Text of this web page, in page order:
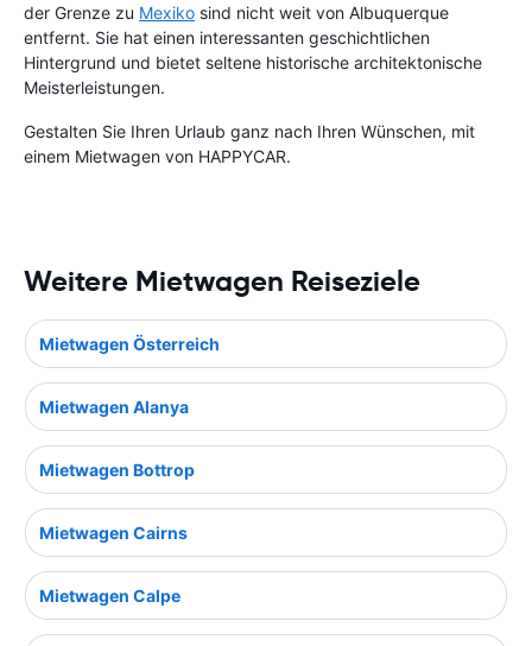
der Grenze zu Mexiko sind nicht weit von Albuquerque
entfernt. Sie hat einen interessanten geschichtlichen
Hintergrund und bietet seltene historische architektonische
Meisterleistungen.
Gestalten Sie Ihren Urlaub ganz nach Ihren Wünschen, mit
einem Mietwagen von HAPPYCAR.
Weitere Mietwagen Reiseziele
Mietwagen Österreich
Mietwagen Alanya
Mietwagen Bottrop
Mietwagen Cairns
Mietwagen Calpe